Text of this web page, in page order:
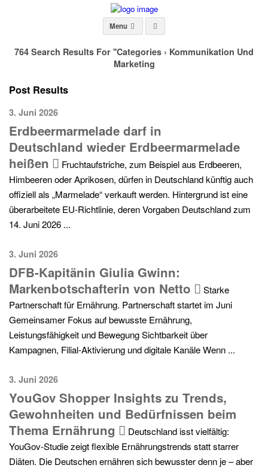
Menu
764 Search Results For ''Categories › Kommunikation Und
Marketing
Post Results
3. Juni 2026
Erdbeermarmelade darf in
Deutschland wieder Erdbeermarmelade
heißen
Fruchtaufstriche, zum Beispiel aus Erdbeeren,
Himbeeren oder Aprikosen, dürfen in Deutschland künftig auch
offiziell als „Marmelade“ verkauft werden. Hintergrund ist eine
überarbeitete EU-Richtlinie, deren Vorgaben Deutschland zum
14. Juni 2026 ...
3. Juni 2026
DFB-Kapitänin Giulia Gwinn:
Markenbotschafterin von Netto
Starke
Partnerschaft für Ernährung. Partnerschaft startet im Juni
Gemeinsamer Fokus auf bewusste Ernährung,
Leistungsfähigkeit und Bewegung Sichtbarkeit über
Kampagnen, Filial-Aktivierung und digitale Kanäle Wenn ...
3. Juni 2026
YouGov Shopper Insights zu Trends,
Gewohnheiten und Bedürfnissen beim
Thema Ernährung
Deutschland isst vielfältig:
YouGov-Studie zeigt flexible Ernährungstrends statt starrer
Diäten. Die Deutschen ernähren sich bewusster denn je – aber